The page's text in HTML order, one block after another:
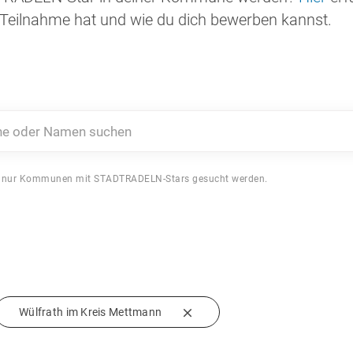
hat und wie du dich bewerben kannst.
oder Namen suchen
Kommunen mit STADTRADELN-Stars gesucht werden.
Wülfrath im Kreis Mettmann